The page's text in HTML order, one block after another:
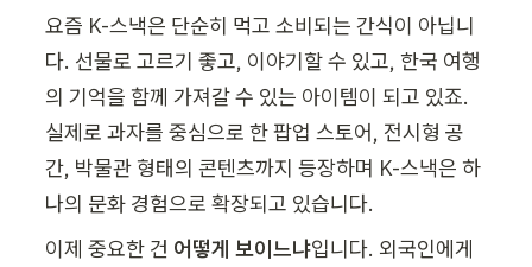
요즘 K-스낵은 단순히 먹고 소비되는 간식이 아닙니
다. 선물로 고르기 좋고, 이야기할 수 있고, 한국 여행
의 기억을 함께 가져갈 수 있는 아이템이 되고 있죠.
실제로 과자를 중심으로 한 팝업 스토어, 전시형 공
간, 박물관 형태의 콘텐츠까지 등장하며 K-스낵은 하
나의 문화 경험으로 확장되고 있습니다.
이제 중요한 건 어떻게 보이느냐입니다. 외국인에게